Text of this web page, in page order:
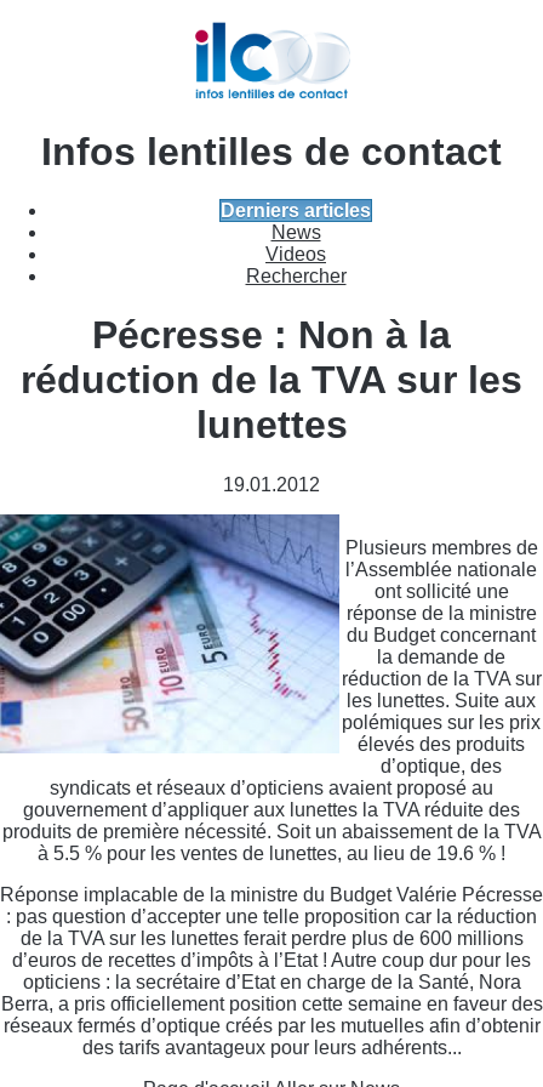
Infos lentilles de contact
Derniers articles
News
Videos
Rechercher
Pécresse : Non à la
réduction de la TVA sur les
lunettes
19.01.2012
Plusieurs membres de
l’Assemblée nationale
ont sollicité une
réponse de la ministre
du Budget concernant
la demande de
réduction de la TVA sur
les lunettes. Suite aux
polémiques sur les prix
élevés des produits
d’optique, des
syndicats et réseaux d’opticiens avaient proposé au
gouvernement d’appliquer aux lunettes la TVA réduite des
produits de première nécessité. Soit un abaissement de la TVA
à 5.5 % pour les ventes de lunettes, au lieu de 19.6 % !
Réponse implacable de la ministre du Budget Valérie Pécresse
: pas question d’accepter une telle proposition car la réduction
de la TVA sur les lunettes ferait perdre plus de 600 millions
d’euros de recettes d’impôts à l’Etat ! Autre coup dur pour les
opticiens : la secrétaire d’Etat en charge de la Santé, Nora
Berra, a pris officiellement position cette semaine en faveur des
réseaux fermés d’optique créés par les mutuelles afin d’obtenir
des tarifs avantageux pour leurs adhérents...